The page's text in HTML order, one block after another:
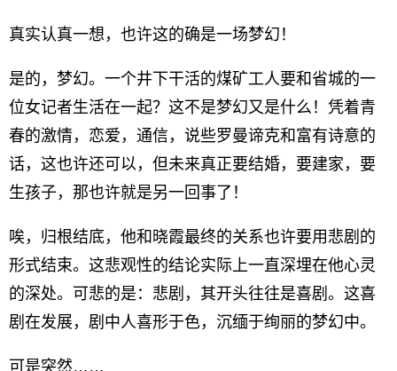
真实认真一想，也许这的确是一场梦幻！
是的，梦幻。一个井下干活的煤矿工人要和省城的一
位女记者生活在一起？这不是梦幻又是什么！凭着青
春的激情，恋爱，通信，说些罗曼谛克和富有诗意的
话，这也许还可以，但未来真正要结婚，要建家，要
生孩子，那也许就是另一回事了！
唉，归根结底，他和晓霞最终的关系也许要用悲剧的
形式结束。这悲观性的结论实际上一直深埋在他心灵
的深处。可悲的是：悲剧，其开头往往是喜剧。这喜
剧在发展，剧中人喜形于色，沉缅于绚丽的梦幻中。
可是突然……